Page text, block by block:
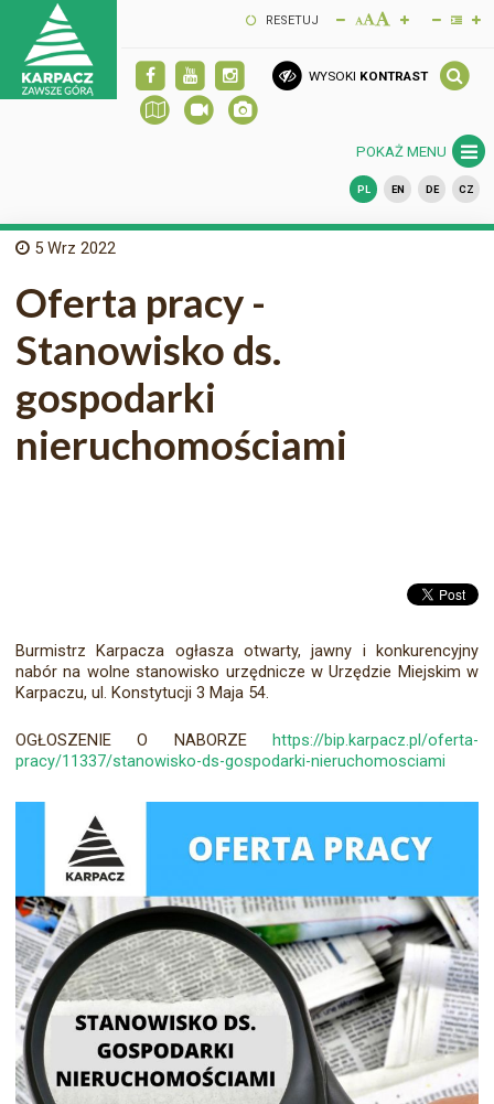
RESETUJ
WYSOKI KONTRAST
POKAŻ MENU
PL EN DE CZ
5 Wrz 2022
Oferta pracy -
Stanowisko ds.
gospodarki
nieruchomościami
Burmistrz Karpacza ogłasza otwarty, jawny i konkurencyjny
nabór na wolne stanowisko urzędnicze w Urzędzie Miejskim w
Karpaczu, ul. Konstytucji 3 Maja 54.
OGŁOSZENIE O NABORZE https://bip.karpacz.pl/oferta-
pracy/11337/stanowisko-ds-gospodarki-nieruchomosciami